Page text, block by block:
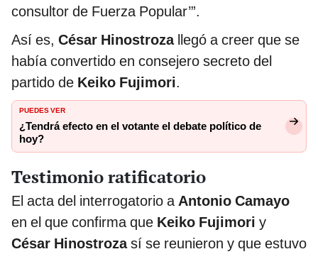
consultor de Fuerza Popular’”.
Así es, César Hinostrozallegó a creer que se
había convertido en consejero secreto del
partido de Keiko Fujimori.
PUEDES VER
¿Tendrá efecto en el votante el debate político de
hoy?
Testimonio ratificatorio
El acta del interrogatorio a Antonio Camayo
en el que confirma que Keiko Fujimori y
César Hinostrozasí se reunieron y que estuvo